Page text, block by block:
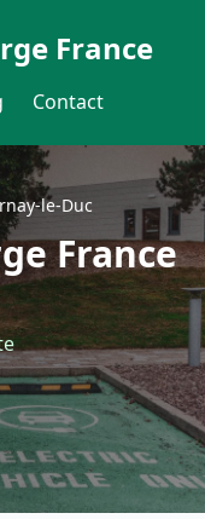
France
Contact
le-Duc
France